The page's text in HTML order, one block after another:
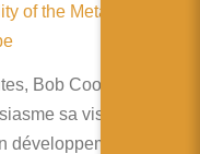
of the Metaverse:
Bob Cooney nous
sa vision du
développement dans